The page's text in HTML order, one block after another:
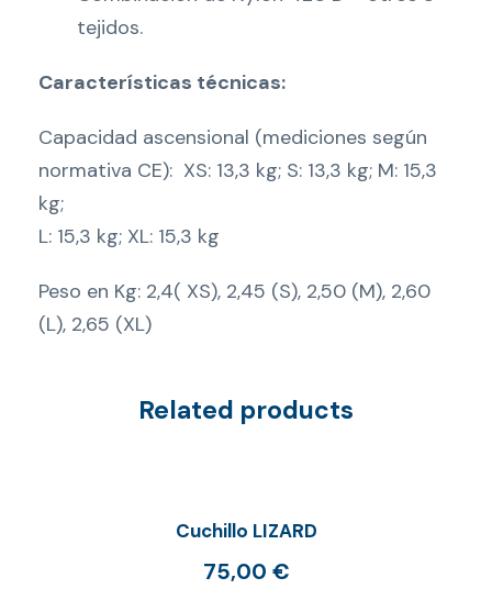
tejidos.
Características técnicas:
Capacidad ascensional (mediciones según
normativa CE): XS: 13,3 kg; S: 13,3 kg; M: 15,3
kg;
L: 15,3 kg; XL: 15,3 kg
Peso en Kg: 2,4( XS), 2,45 (S), 2,50 (M), 2,60
(L), 2,65 (XL)
Related products
Cuchillo LIZARD
75,00 €